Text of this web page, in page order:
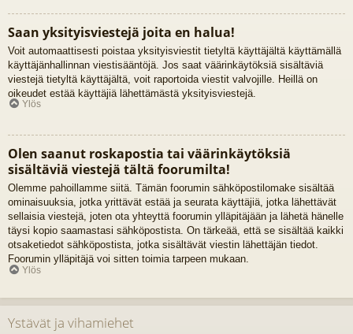
Saan yksityisviestejä joita en halua!
Voit automaattisesti poistaa yksityisviestit tietyltä käyttäjältä käyttämällä
käyttäjänhallinnan viestisääntöjä. Jos saat väärinkäytöksiä sisältäviä
viestejä tietyltä käyttäjältä, voit raportoida viestit valvojille. Heillä on
oikeudet estää käyttäjiä lähettämästä yksityisviestejä.
Ylös
Olen saanut roskapostia tai väärinkäytöksiä
sisältäviä viestejä tältä foorumilta!
Olemme pahoillamme siitä. Tämän foorumin sähköpostilomake sisältää
ominaisuuksia, jotka yrittävät estää ja seurata käyttäjiä, jotka lähettävät
sellaisia viestejä, joten ota yhteyttä foorumin ylläpitäjään ja lähetä hänelle
täysi kopio saamastasi sähköpostista. On tärkeää, että se sisältää kaikki
otsaketiedot sähköpostista, jotka sisältävät viestin lähettäjän tiedot.
Foorumin ylläpitäjä voi sitten toimia tarpeen mukaan.
Ylös
Ystävät ja vihamiehet